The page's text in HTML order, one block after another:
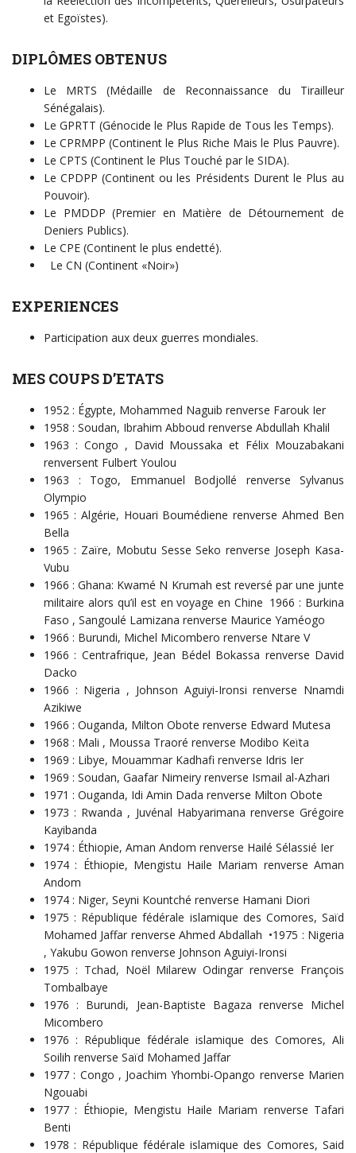
et Egoïstes).
DIPLÔMES OBTENUS
Le MRTS (Médaille de Reconnaissance du Tirailleur
Sénégalais).
Le GPRTT (Génocide le Plus Rapide de Tous les Temps).
Le CPRMPP (Continent le Plus Riche Mais le Plus Pauvre).
Le CPTS (Continent le Plus Touché par le SIDA).
Le CPDPP (Continent ou les Présidents Durent le Plus au
Pouvoir).
Le PMDDP (Premier en Matière de Détournement de
Deniers Publics).
Le CPE (Continent le plus endetté).
Le CN (Continent «Noir»)
EXPERIENCES
Participation aux deux guerres mondiales.
MES COUPS D’ETATS
1952 : Égypte, Mohammed Naguib renverse Farouk Ier
1958 : Soudan, Ibrahim Abboud renverse Abdullah Khalil
1963 : Congo , David Moussaka et Félix Mouzabakani
renversent Fulbert Youlou
1963 : Togo, Emmanuel Bodjollé renverse Sylvanus
Olympio
1965 : Algérie, Houari Boumédiene renverse Ahmed Ben
Bella
1965 : Zaïre, Mobutu Sesse Seko renverse Joseph Kasa-
Vubu
1966 : Ghana: Kwamé N Krumah est reversé par une junte
militaire alors qu’il est en voyage en Chine 1966 : Burkina
Faso , Sangoulé Lamizana renverse Maurice Yaméogo
1966 : Burundi, Michel Micombero renverse Ntare V
1966 : Centrafrique, Jean Bédel Bokassa renverse David
Dacko
1966 : Nigeria , Johnson Aguiyi-Ironsi renverse Nnamdi
Azikiwe
1966 : Ouganda, Milton Obote renverse Edward Mutesa
1968 : Mali , Moussa Traoré renverse Modibo Keïta
1969 : Libye, Mouammar Kadhafi renverse Idris Ier
1969 : Soudan, Gaafar Nimeiry renverse Ismail al-Azhari
1971 : Ouganda, Idi Amin Dada renverse Milton Obote
1973 : Rwanda , Juvénal Habyarimana renverse Grégoire
Kayibanda
1974 : Éthiopie, Aman Andom renverse Hailé Sélassié Ier
1974 : Éthiopie, Mengistu Haile Mariam renverse Aman
Andom
1974 : Niger, Seyni Kountché renverse Hamani Diori
1975 : République fédérale islamique des Comores, Saïd
Mohamed Jaffar renverse Ahmed Abdallah •1975 : Nigeria
, Yakubu Gowon renverse Johnson Aguiyi-Ironsi
1975 : Tchad, Noël Milarew Odingar renverse François
Tombalbaye
1976 : Burundi, Jean-Baptiste Bagaza renverse Michel
Micombero
1976 : République fédérale islamique des Comores, Ali
Soilih renverse Saïd Mohamed Jaffar
1977 : Congo , Joachim Yhombi-Opango renverse Marien
Ngouabi
1977 : Éthiopie, Mengistu Haile Mariam renverse Tafari
Benti
1978 : République fédérale islamique des Comores, Said